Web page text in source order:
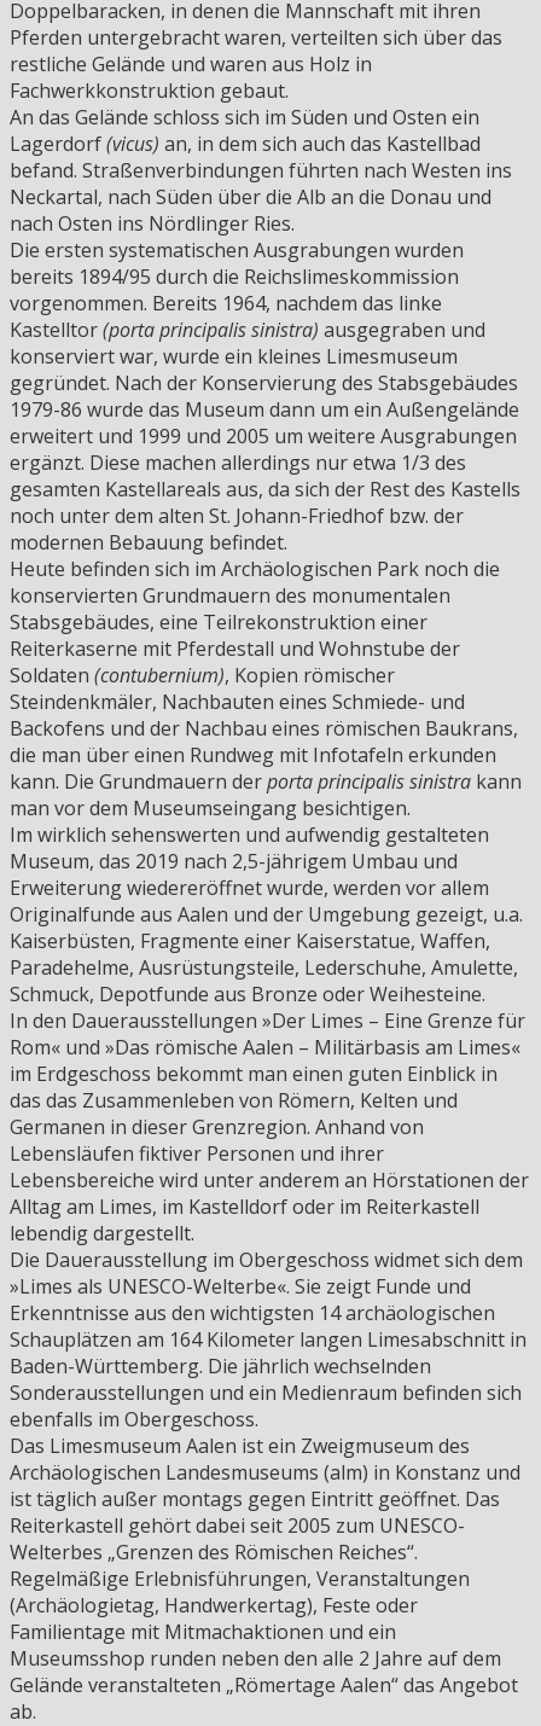
Doppelbaracken, in denen die Mannschaft mit ihren
Pferden untergebracht waren, verteilten sich über das
restliche Gelände und waren aus Holz in
Fachwerkkonstruktion gebaut.
An das Gelände schloss sich im Süden und Osten ein
Lagerdorf(vicus) an, in dem sich auch das Kastellbad
befand. Straßenverbindungen führten nach Westen ins
Neckartal, nach Süden über die Alb an die Donau und
nach Osten ins Nördlinger Ries.
Die ersten systematischen Ausgrabungen wurden
bereits 1894/95 durch die Reichslimeskommission
vorgenommen. Bereits 1964, nachdem das linke
Kastelltor(porta principalis sinistra) ausgegraben und
konserviert war, wurde ein kleines Limesmuseum
gegründet. Nach der Konservierung des Stabsgebäudes
1979-86 wurde das Museum dann um ein Außengelände
erweitert und 1999 und 2005 um weitere Ausgrabungen
ergänzt. Diese machen allerdings nur etwa 1/3 des
gesamten Kastellareals aus, da sich der Rest des Kastells
noch unter dem alten St. Johann-Friedhof bzw. der
modernen Bebauung befindet.
Heute befinden sich im Archäologischen Park noch die
konservierten Grundmauern des monumentalen
Stabsgebäudes, eine Teilrekonstruktion einer
Reiterkaserne mit Pferdestall und Wohnstube der
Soldaten (contubernium), Kopien römischer
Steindenkmäler, Nachbauten eines Schmiede- und
Backofens und der Nachbau eines römischen Baukrans,
die man über einen Rundweg mit Infotafeln erkunden
kann. Die Grundmauern derporta principalis sinistra kann
man vor dem Museumseingang besichtigen.
Im wirklich sehenswerten und aufwendig gestalteten
Museum, das 2019 nach 2,5-jährigem Umbau und
Erweiterung wiedereröffnet wurde, werden vor allem
Originalfunde aus Aalen und der Umgebung gezeigt, u.a.
Kaiserbüsten, Fragmente einer Kaiserstatue, Waffen,
Paradehelme, Ausrüstungsteile, Lederschuhe, Amulette,
Schmuck, Depotfunde aus Bronze oder Weihesteine.
In den Dauerausstellungen »Der Limes – Eine Grenze für
Rom« und »Das römische Aalen – Militärbasis am Limes«
im Erdgeschoss bekommt man einen guten Einblick in
das das Zusammenleben von Römern, Kelten und
Germanen in dieser Grenzregion. Anhand von
Lebensläufen fiktiver Personen und ihrer
Lebensbereiche wird unter anderem an Hörstationen der
Alltag am Limes, im Kastelldorf oder im Reiterkastell
lebendig dargestellt.
Die Dauerausstellung im Obergeschoss widmet sich dem
»Limes als UNESCO-Welterbe«. Sie zeigt Funde und
Erkenntnisse aus den wichtigsten 14 archäologischen
Schauplätzen am 164 Kilometer langen Limesabschnitt in
Baden-Württemberg. Die jährlich wechselnden
Sonderausstellungen und ein Medienraum befinden sich
ebenfalls im Obergeschoss.
Das Limesmuseum Aalen ist ein Zweigmuseum des
Archäologischen Landesmuseums (alm) in Konstanz und
ist täglich außer montags gegen Eintritt geöffnet. Das
Reiterkastell gehört dabei seit 2005 zum UNESCO-
Welterbes „Grenzen des Römischen Reiches“.
Regelmäßige Erlebnisführungen, Veranstaltungen
(Archäologietag, Handwerkertag), Feste oder
Familientage mit Mitmachaktionen und ein
Museumsshop runden neben den alle 2 Jahre auf dem
Gelände veranstalteten „Römertage Aalen“ das Angebot
ab.